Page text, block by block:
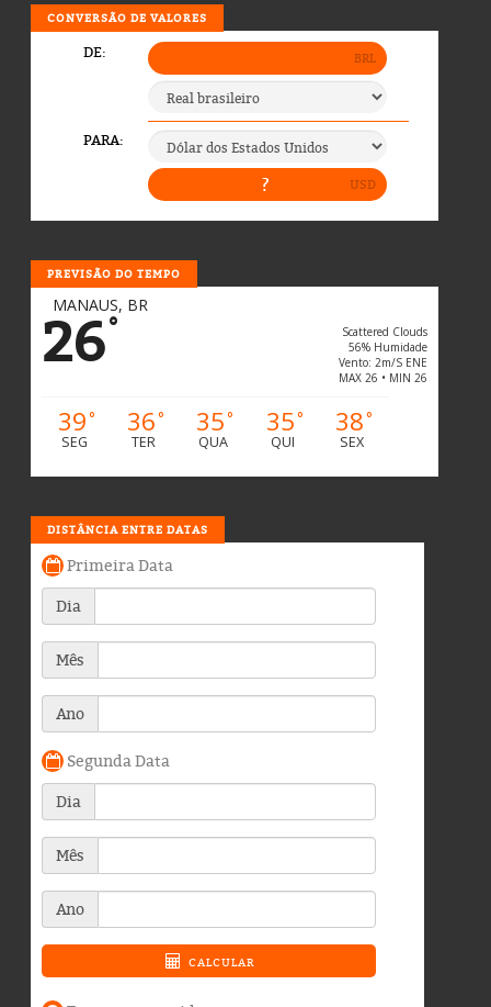
CONVERSÃO DE VALORES
PREVISÃO DO TEMPO
MANAUS, BR
26°
Scattered Clouds
56% Humidade
Vento: 2m/s ENE
MAX 26 • MIN 26
39°
SEG
36°
TER
35°
QUA
35°
QUI
38°
SEX
DISTÂNCIA ENTRE DATAS